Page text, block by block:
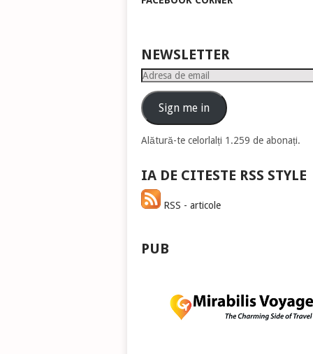
NEWSLETTER
Adresa
emailSign me in
Alătură-te celorlalți 1.259 de abonați.
IA DE CITESTE RSS STYLE
RSS - articole
PUB